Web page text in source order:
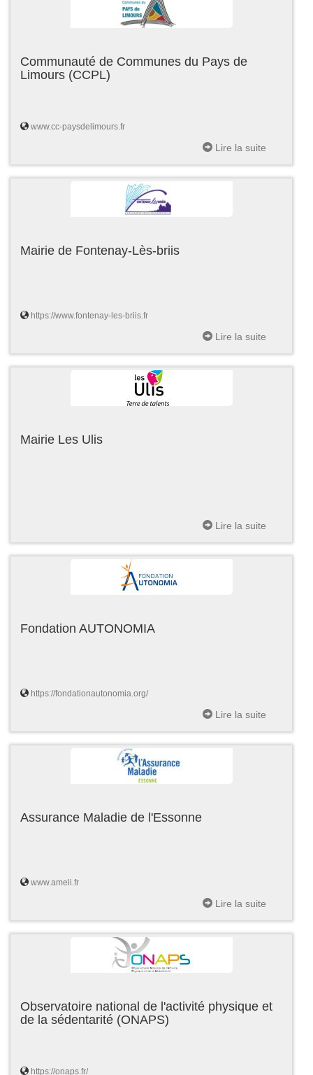
Communauté de Communes du Pays de
Limours (CCPL)
www.cc-paysdelimours.fr
Lire la suite
Mairie de Fontenay-Lès-briis
https://www.fontenay-les-briis.fr
Lire la suite
Mairie Les Ulis
Lire la suite
Fondation AUTONOMIA
https://fondationautonomia.org/
Lire la suite
Assurance Maladie de l'Essonne
www.ameli.fr
Lire la suite
Observatoire national de l'activité physique et
de la sédentarité (ONAPS)
https://onaps.fr/